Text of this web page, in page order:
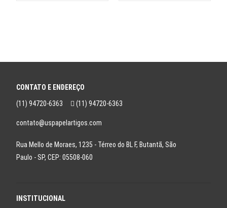
CONTATO E ENDEREÇO
(11) 94720-6363
(11) 94720-6363
contato@uspapelartigos.com
Rua Mello de Moraes, 1235 - Térreo do BL F, Butantã, São
Paulo - SP, CEP: 05508-060
INSTITUCIONAL